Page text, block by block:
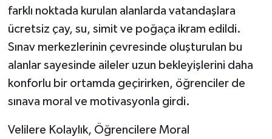
farklı noktada kurulan alanlarda vatandaşlara
ücretsiz çay, su, simit ve poğaça ikram edildi.
Sınav merkezlerinin çevresinde oluşturulan bu
alanlar sayesinde aileler uzun bekleyişlerini daha
konforlu bir ortamda geçirirken, öğrenciler de
sınava moral ve motivasyonla girdi.
Velilere Kolaylık, Öğrencilere Moral